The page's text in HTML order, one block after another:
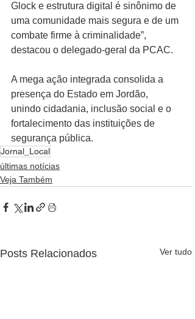
Glock e estrutura digital é sinônimo de
uma comunidade mais segura e de um
combate firme à criminalidade”,
destacou o delegado-geral da PCAC.
A mega ação integrada consolida a
presença do Estado em Jordão,
unindo cidadania, inclusão social e o
fortalecimento das instituições de
segurança pública.
Jornal_Local
últimas notícias
Veja Também
Posts Relacionados Ver tudo